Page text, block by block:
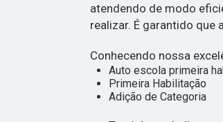
atendendo de modo
realizar. É garantido que
Conhecendo nossa
Auto escola primeira
Primeira Habilitação
Adição de Categoria